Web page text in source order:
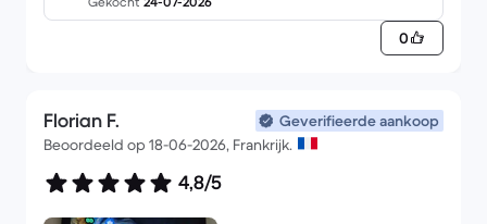
0
Florian F.
Geverifieerde aankoop
Beoordeeld op 18-06-2026, Frankrijk.
4,8/5